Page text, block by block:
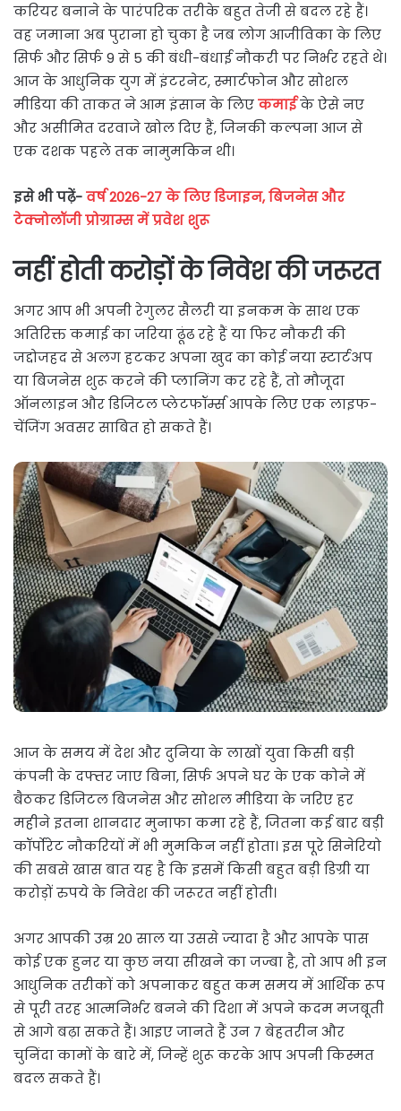
करियर बनाने के पारंपरिक तरीके बहुत तेजी से बदल रहे हैं।
वह जमाना अब पुराना हो चुका है जब लोग आजीविका के लिए
सिर्फ और सिर्फ 9 से 5 की बंधी-बंधाई नौकरी पर निर्भर रहते थे।
आज के आधुनिक युग में इंटरनेट, स्मार्टफोन और सोशल
मीडिया की ताकत ने आम इंसान के लिएकमाईके ऐसे नए
और असीमित दरवाजे खोल दिए हैं, जिनकी कल्पना आज से
एक दशक पहले तक नामुमकिन थी।
इसे भी पढ़ें-वर्ष 2026-27 के लिए डिजाइन, बिजनेस और
टेक्नोलॉजी प्रोग्राम्स में प्रवेश शुरू
नहीं होती करोड़ों के निवेश की जरूरत
अगर आप भी अपनी रेगुलर सैलरी या इनकम के साथ एक
अतिरिक्त कमाई का जरिया ढूंढ रहे हैं या फिर नौकरी की
जद्दोजहद से अलग हटकर अपना खुद का कोई नया स्टार्टअप
या बिजनेस शुरू करने की प्लानिंग कर रहे हैं, तो मौजूदा
ऑनलाइन और डिजिटल प्लेटफॉर्म्स आपके लिए एक लाइफ-
चेंजिंग अवसर साबित हो सकते हैं।
आज के समय में देश और दुनिया के लाखों युवा किसी बड़ी
कंपनी के दफ्तर जाए बिना, सिर्फ अपने घर के एक कोने में
बैठकर डिजिटल बिजनेस और सोशल मीडिया के जरिए हर
महीने इतना शानदार मुनाफा कमा रहे हैं, जितना कई बार बड़ी
कॉर्पोरेट नौकरियों में भी मुमकिन नहीं होता। इस पूरे सिनेरियो
की सबसे खास बात यह है कि इसमें किसी बहुत बड़ी डिग्री या
करोड़ों रुपये के निवेश की जरूरत नहीं होती।
अगर आपकी उम्र 20 साल या उससे ज्यादा है और आपके पास
कोई एक हुनर या कुछ नया सीखने का जज्बा है, तो आप भी इन
आधुनिक तरीकों को अपनाकर बहुत कम समय में आर्थिक रूप
से पूरी तरह आत्मनिर्भर बनने की दिशा में अपने कदम मजबूती
से आगे बढ़ा सकते हैं। आइए जानते हैं उन 7 बेहतरीन और
चुनिंदा कामों के बारे में, जिन्हें शुरू करके आप अपनी किस्मत
बदल सकते हैं।